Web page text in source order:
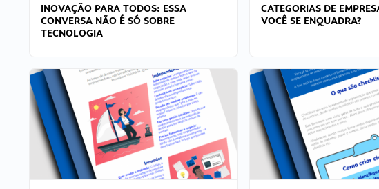
INOVAÇÃO PARA TODOS: ESSA
CONVERSA NÃO É SÓ SOBRE
TECNOLOGIA
CATEGORIAS DE
VOCÊ SE ENQUADRA?